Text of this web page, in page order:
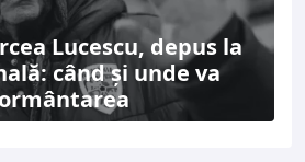
Lucescu, depus la
când și unde va